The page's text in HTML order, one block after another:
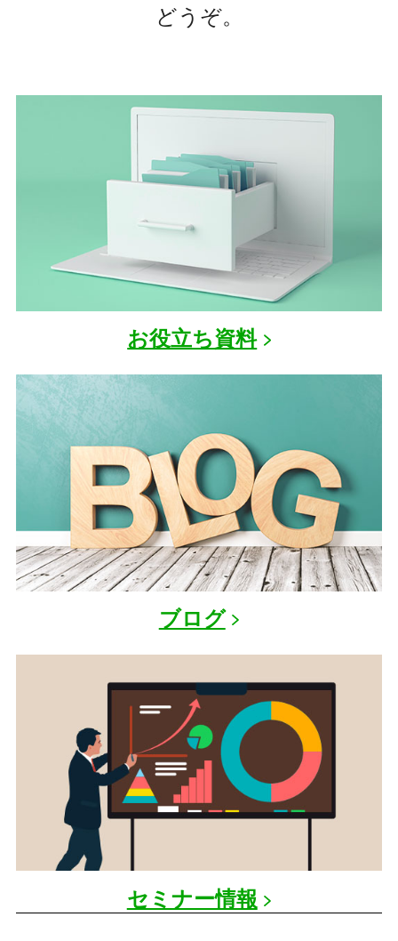
どうぞ。
お役立ち資料
ブログ
セミナー情報